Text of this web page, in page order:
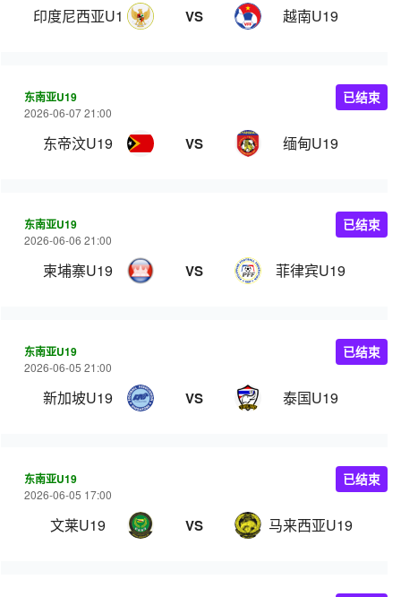
印度尼西亚U19 VS 越南U19
东南亚U19
2026-06-07 21:00
东帝汶U19 VS 缅甸U19
已结束
东南亚U19
2026-06-06 21:00
柬埔寨U19 VS 菲律宾U19
已结束
东南亚U19
2026-06-05 21:00
新加坡U19 VS 泰国U19
已结束
东南亚U19
2026-06-05 17:00
文莱U19 VS 马来西亚U19
已结束